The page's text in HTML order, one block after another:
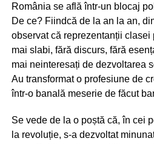
cameră de hotel, unde aştepţi
rezultatul testului? Cam aşa
acesta…
Culmea, pe când eram în stare
românaşii pe capete la muncă în
problemă cu coronavirusul,
închid graniţele, ne bagă în
acasă. Ce atâta desfătare! Nu e
România se află într-un blocaj
De ce? Fiindcă de la an la an,
observat că reprezentanții
mai slabi, fără discurs, fără
mai neinteresați de dezvoltarea
Au transformat o profesiune de
într-o banală meserie de făcut
Se vede de la o poștă că, în cei
la revoluție, s-a dezvoltat